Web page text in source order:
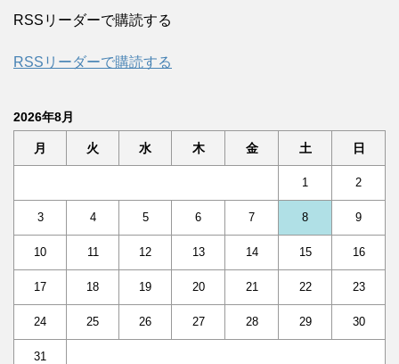
RSSリーダーで購読する
RSSリーダーで購読する
2026年8月
月 火 水 木 金 土 日
1 2
3 4 5 6 7 8 9
10 11 12 13 14 15 16
17 18 19 20 21 22 23
24 25 26 27 28 29 30
31